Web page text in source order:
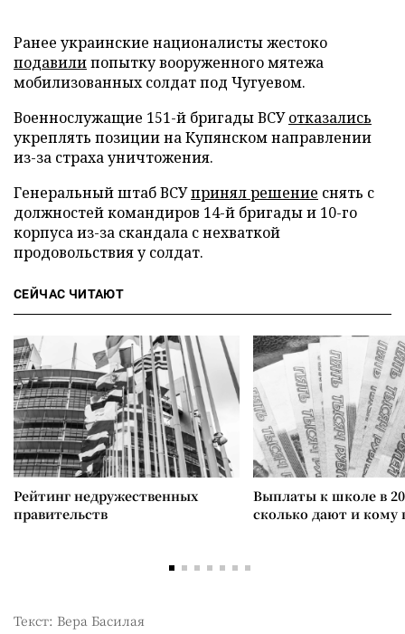
Ранее украинские националисты жестоко
подавилипопытку вооруженного мятежа
мобилизованных солдат под Чугуевом.
Военнослужащие 151-й бригады ВСУотказались
укреплять позиции на Купянском направлении
из-за страха уничтожения.
Генеральный штаб ВСУпринял решение снять с
должностей командиров 14-й бригады и 10-го
корпуса из-за скандала с нехваткой
продовольствия у солдат.
СЕЙЧАС ЧИТАЮТ
Рейтинг недружественных
правительств
Выплаты к школе в
сколько дают и
Текст: Вера Басилая